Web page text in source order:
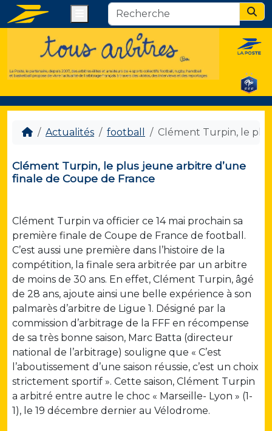
Actualités football Clément Turpin, le
Clément Turpin, le plus jeune arbitre d’une
finale de Coupe de France
Clément Turpin va officier ce 14 mai prochain sa
première finale de Coupe de France de football.
C’est aussi une première dans l’histoire de la
compétition, la finale sera arbitrée par un arbitre
de moins de 30 ans. En effet, Clément Turpin, âgé
de 28 ans, ajoute ainsi une belle expérience à son
palmarès d’arbitre de Ligue 1. Désigné par la
commission d’arbitrage de la FFF en récompense
de sa très bonne saison, Marc Batta (directeur
national de l’arbitrage) souligne que « C’est
l’aboutissement d’une saison réussie, c’est un choix
strictement sportif ». Cette saison, Clément Turpin
a arbitré entre autre le choc « Marseille- Lyon » (1-
1), le 19 décembre dernier au Vélodrome.